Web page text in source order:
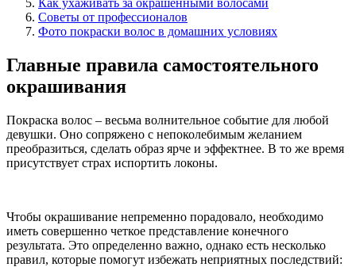
Советы от профессионалов
Фото покраски волос в домашних условиях
Главные правила самостоятельного
окрашивания
Покраска волос – весьма волнительное событие для любой
девушки. Оно сопряжено с непоколебимым желанием
преобразиться, сделать образ ярче и эффектнее. В то же время
присутствует страх испортить локоны.
Чтобы окрашивание непременно порадовало, необходимо
иметь совершенно четкое представление конечного
результата. Это определенно важно, однако есть несколько
правил, которые помогут избежать неприятных последствий: